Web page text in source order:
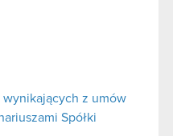
wynikających z umów
Spółki